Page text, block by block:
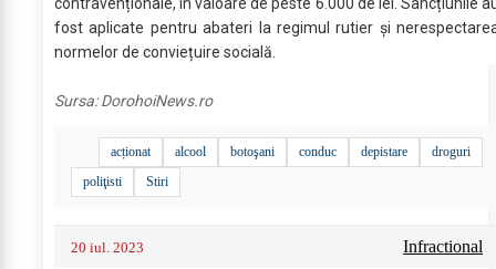
fost aplicate pentru abateri la regimul rutier și
normelor de conviețuire socială.
Sursa:DorohoiNews.ro
acționat alcool botoşani conduc depistare
droguri
poliţisti
Stiri
20 iul. 2023 Infractional